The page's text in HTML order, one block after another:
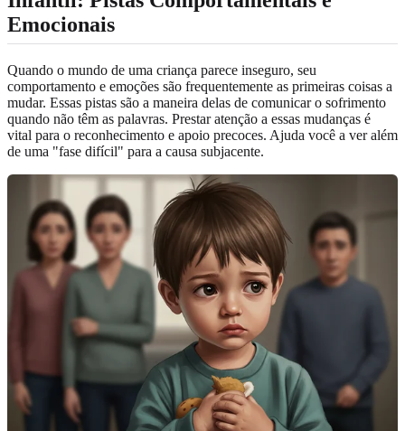
Emocionais
Quando o mundo de uma criança parece inseguro, seu
comportamento e emoções são frequentemente as primeiras coisas a
mudar. Essas pistas são a maneira delas de comunicar o sofrimento
quando não têm as palavras. Prestar atenção a essas mudanças é
vital para o reconhecimento e apoio precoces. Ajuda você a ver além
de uma "fase difícil" para a causa subjacente.